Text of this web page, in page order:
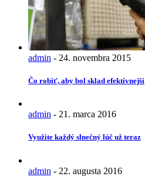
admin - 24. novembra 2015
Čo robiť, aby bol sklad efektívnejší
admin - 21. marca 2016
Využite každý slnečný lúč už teraz
admin - 22. augusta 2016